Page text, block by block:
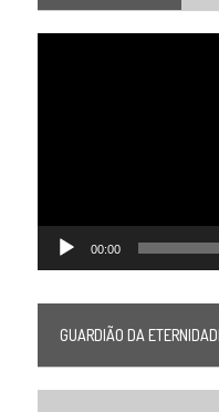
00:00
GUARDIÃO DA